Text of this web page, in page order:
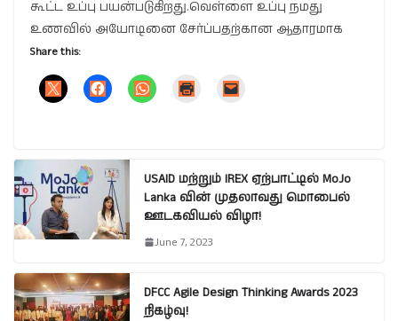
கூட்ட உப்பு பயன்படுகிறது.வெள்ளை உப்பு நமது
உணவில் அயோடினை சேர்ப்பதற்கான ஆதாரமாக
Share this:
USAID மற்றும் IREX ஏற்பாட்டில் MoJo
Lanka வின் முதலாவது மொபைல்
ஊடகவியல் விழா!
June 7, 2023
DFCC Agile Design Thinking Awards 2023
நிகழ்வு!